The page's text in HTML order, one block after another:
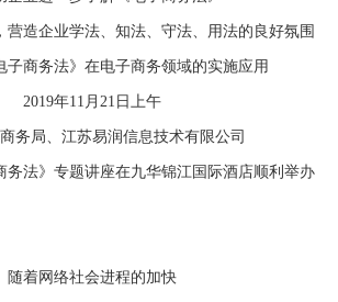
营造企业学法、知法、守法、用法的良好氛围
子商务法》在电子商务领域的实施应用
2019年11月21日上午
务局、江苏易润信息技术有限公司
务法》专题讲座在九华锦江国际酒店顺利举办
随着网络社会进程的加快